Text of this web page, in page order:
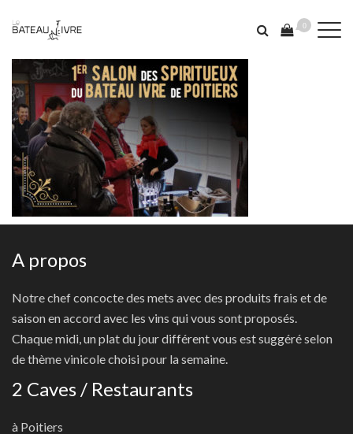
0
A propos
Notre chef concocte des mets avec des produits frais et de
saison en accord avec les vins qui vous sont proposés.
Chaque midi, un plat du jour différent vous est suggéré selon
de thème vinicole choisi pour la semaine.
2 Caves / Restaurants
à Poitiers